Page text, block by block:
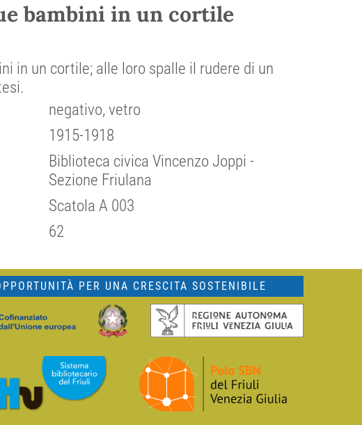
bambini in un cortile
in un cortile; alle loro spalle il rudere di un
negativo, vetro
1915-1918
Biblioteca civica Vincenzo Joppi -
Sezione Friulana
Scatola A 003
62
PER UNA CRESCITA SOSTENIBILE